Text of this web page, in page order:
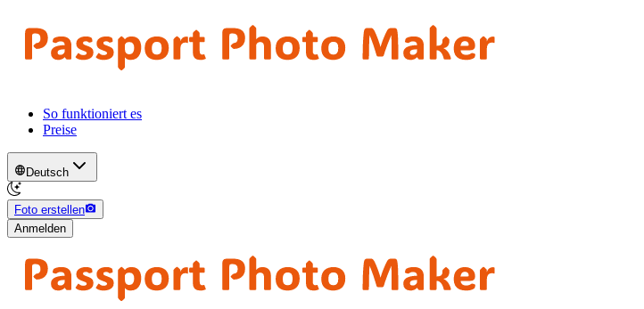
So funktioniert es
Preise
Deutsch
Foto erstellen
Anmelden